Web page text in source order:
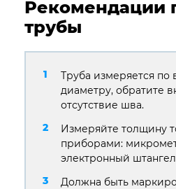
Рекомендации
трубы
Труба измеряется
диаметру, обратите
отсутствие шва.
Измеряйте толщину
приборами:
электронный
Должна быть